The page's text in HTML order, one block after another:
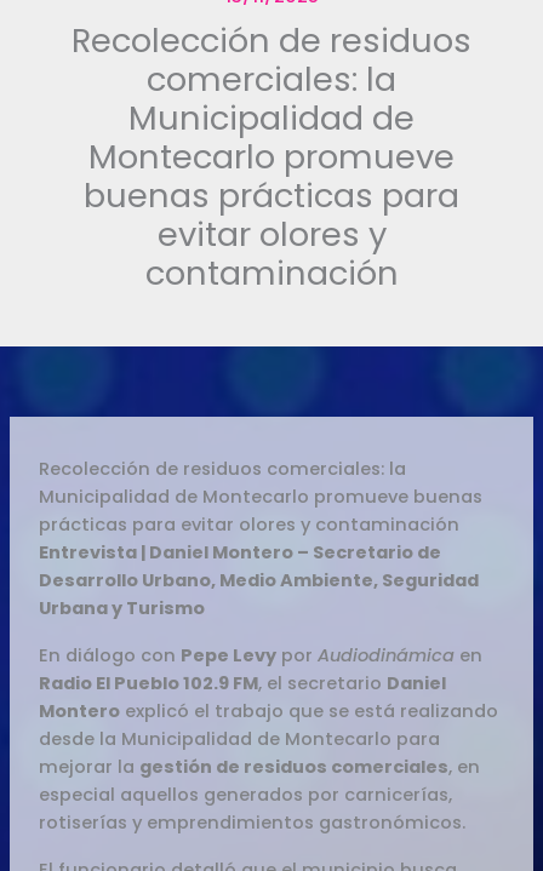
Recolección de residuos
comerciales: la
Municipalidad de
Montecarlo promueve
buenas prácticas para
evitar olores y
contaminación
Recolección de residuos comerciales: la
Municipalidad de Montecarlo promueve buenas
prácticas para evitar olores y contaminación
Entrevista | Daniel Montero – Secretario de
Desarrollo Urbano, Medio Ambiente, Seguridad
Urbana y Turismo
En diálogo con Pepe Levy porAudiodinámica en
Radio El Pueblo 102.9 FM, el secretario Daniel
Montero explicó el trabajo que se está realizando
desde la Municipalidad de Montecarlo para
mejorar la gestión de residuos comerciales, en
especial aquellos generados por carnicerías,
rotiserías y emprendimientos gastronómicos.